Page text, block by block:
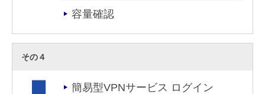
容量確認
その４
簡易型VPNサービス ログイン